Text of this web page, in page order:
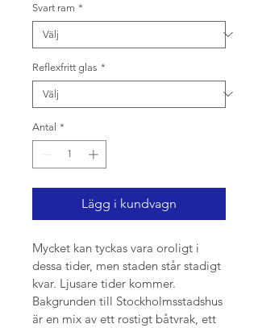
Svart ram *
Reflexfritt glas *
Antal *
Lägg i kundvagn
Mycket kan tyckas vara oroligt i
dessa tider, men staden står stadigt
kvar. Ljusare tider kommer.
Bakgrunden till Stockholmsstadshus
är en mix av ett rostigt båtvrak, ett